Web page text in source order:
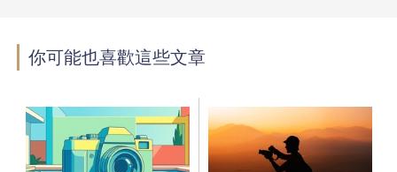
你可能也喜歡這些文章